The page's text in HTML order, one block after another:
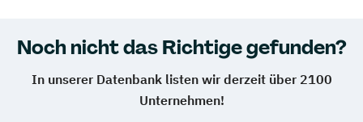
Noch nicht das Richtige gefunden?
In unserer Datenbank listen wir derzeit über 2100
Unternehmen!